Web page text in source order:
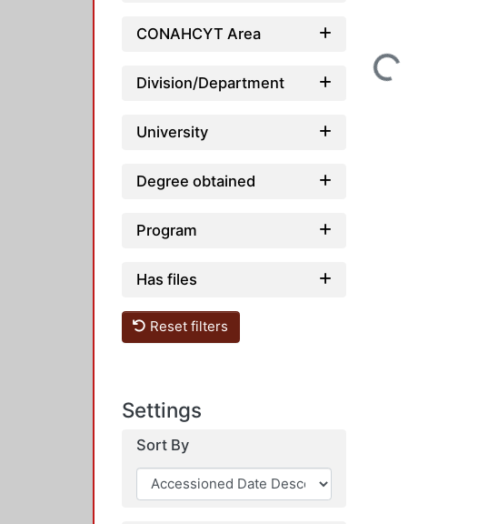
CONAHCYT Area
Division/Department
University
Degree obtained
Program
Has files
Reset filters
Settings
Sort By
Loading...